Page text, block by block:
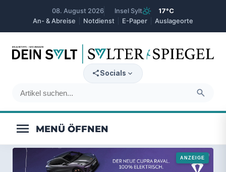
08. August 2026 Insel Syltpartly_cloudy_day
17°C
An- & Abreise
Notdienst E-Paper Auslageorte
search
Socials expand_more
menu